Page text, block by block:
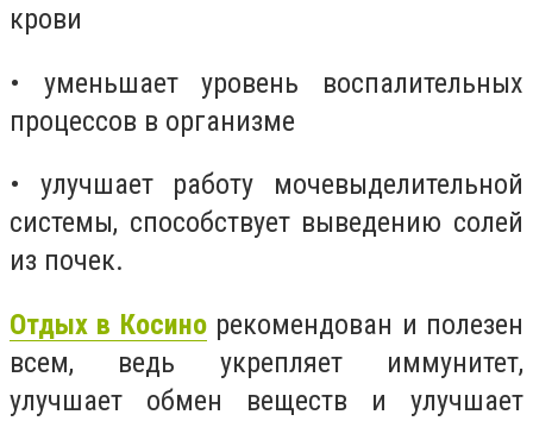
крови
• уменьшает уровень воспалительных
процессов в организме
• улучшает работу мочевыделительной
системы, способствует выведению солей
из почек.
Отдых в Косинорекомендован и полезен
всем, ведь укрепляет иммунитет,
улучшает обмен веществ и улучшает